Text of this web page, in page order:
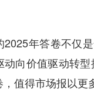
年答卷不仅是
动向价值驱动转
值得市场报以更